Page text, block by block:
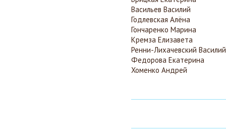
Васильев Василий
Годлевская Алёна
Гончаренко Марина
Кремза Елизавета
Ренни-Лихачевский Василий
Федорова Екатерина
Хоменко Андрей